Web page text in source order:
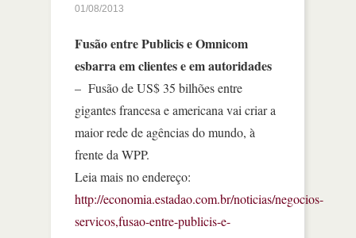
01/08/2013
Fusão entre Publicis e Omnicom
esbarra em clientes e em autoridades
– Fusão de US$ 35 bilhões entre
gigantes francesa e americana vai criar a
maior rede de agências do mundo, à
frente da WPP.
Leia mais no endereço:
http://economia.estadao.com.br/noticias/negocios-
servicos,fusao-entre-publicis-e-